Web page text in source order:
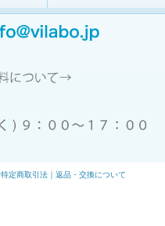
特定商取引法｜返品・交換について